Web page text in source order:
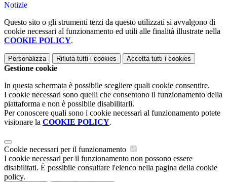
Notizie
Questo sito o gli strumenti terzi da questo utilizzati si avvalgono di
cookie necessari al funzionamento ed utili alle finalità illustrate nella
COOKIE POLICY.
Personalizza Rifiuta tutti i cookies Accetta tutti i cookies
Gestione cookie
In questa schermata è possibile scegliere quali cookie consentire.
I cookie necessari sono quelli che consentono il funzionamento della
piattaforma e non è possibile disabilitarli.
Per conoscere quali sono i cookie necessari al funzionamento potete
visionare la COOKIE POLICY.
Cookie necessari per il funzionamento
I cookie necessari per il funzionamento non possono essere
disabilitati. È possibile consultare l'elenco nella pagina della cookie
policy.